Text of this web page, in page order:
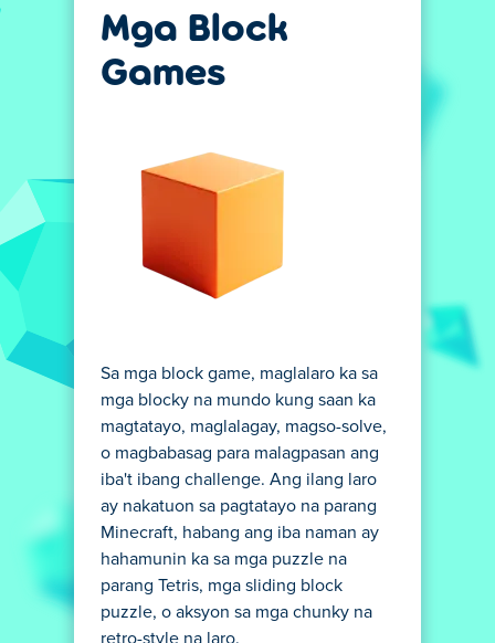
Mga Block
Games
Sa mga block game, maglalaro ka sa
mga blocky na mundo kung saan ka
magtatayo, maglalagay, magso-solve,
o magbabasag para malagpasan ang
iba't ibang challenge. Ang ilang laro
ay nakatuon sa pagtatayo na parang
Minecraft, habang ang iba naman ay
hahamunin ka sa mga puzzle na
parang Tetris, mga sliding block
puzzle, o aksyon sa mga chunky na
retro-style na laro.